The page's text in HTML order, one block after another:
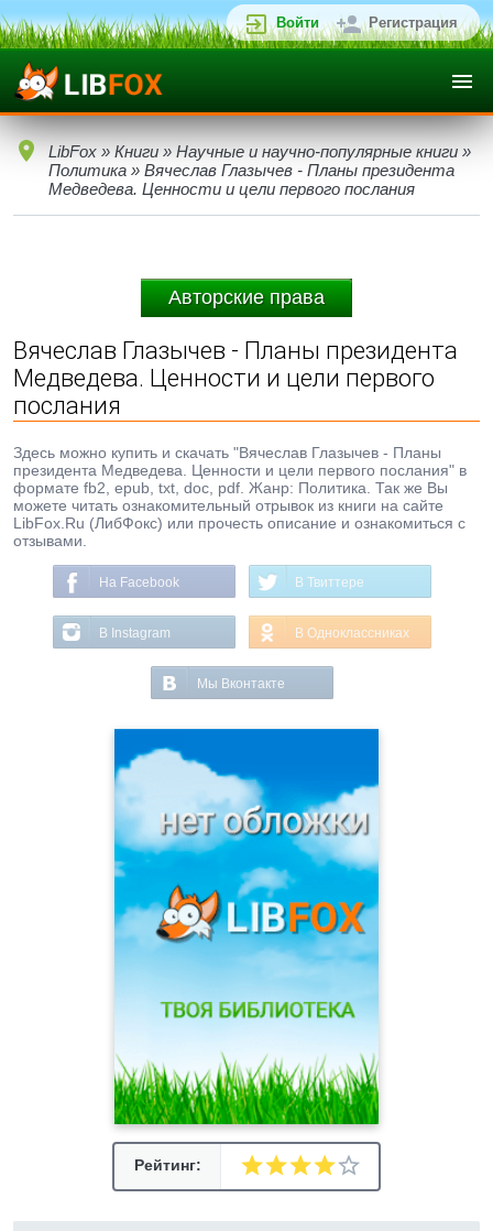
Войти Регистрация
LibFox » Книги » Научные и научно-популярные книги »
Политика » Вячеслав Глазычев - Планы президента
Медведева. Ценности и цели первого послания
Авторские права
Вячеслав Глазычев - Планы президента
Медведева. Ценности и цели первого
послания
Здесь можно купить и скачать "Вячеслав Глазычев - Планы
президента Медведева. Ценности и цели первого послания" в
формате fb2, epub, txt, doc, pdf. Жанр: Политика. Так же Вы
можете читать ознакомительный отрывок из книги на сайте
LibFox.Ru (ЛибФокс) или прочесть описание и ознакомиться с
отзывами.
На Facebook В Твиттере
В Instagram В Одноклассниках
Мы Вконтакте
Рейтинг: